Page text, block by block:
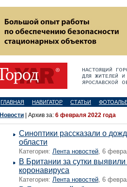
ГЛАВНАЯ НАВИГАТОР СТАТЬИ
Новости | Архив за: 6 февраля 2022 года
Синоптики рассказали о
области
Категория: Лента новостей, 6
В Британии за сутки
коронавируса
Категория: Лента новостей, 6